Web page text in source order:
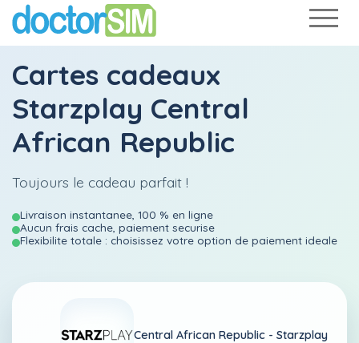
Cartes cadeaux
Starzplay Central
African Republic
Toujours le cadeau parfait !
Livraison instantanee, 100 % en ligne
Aucun frais cache, paiement securise
Flexibilite totale : choisissez votre option de paiement ideale
Central African Republic - Starzplay